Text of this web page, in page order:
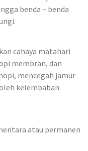
benda – benda
cahaya matahari
membran, dan
mencegah jamur
kelembaban
atau permanen